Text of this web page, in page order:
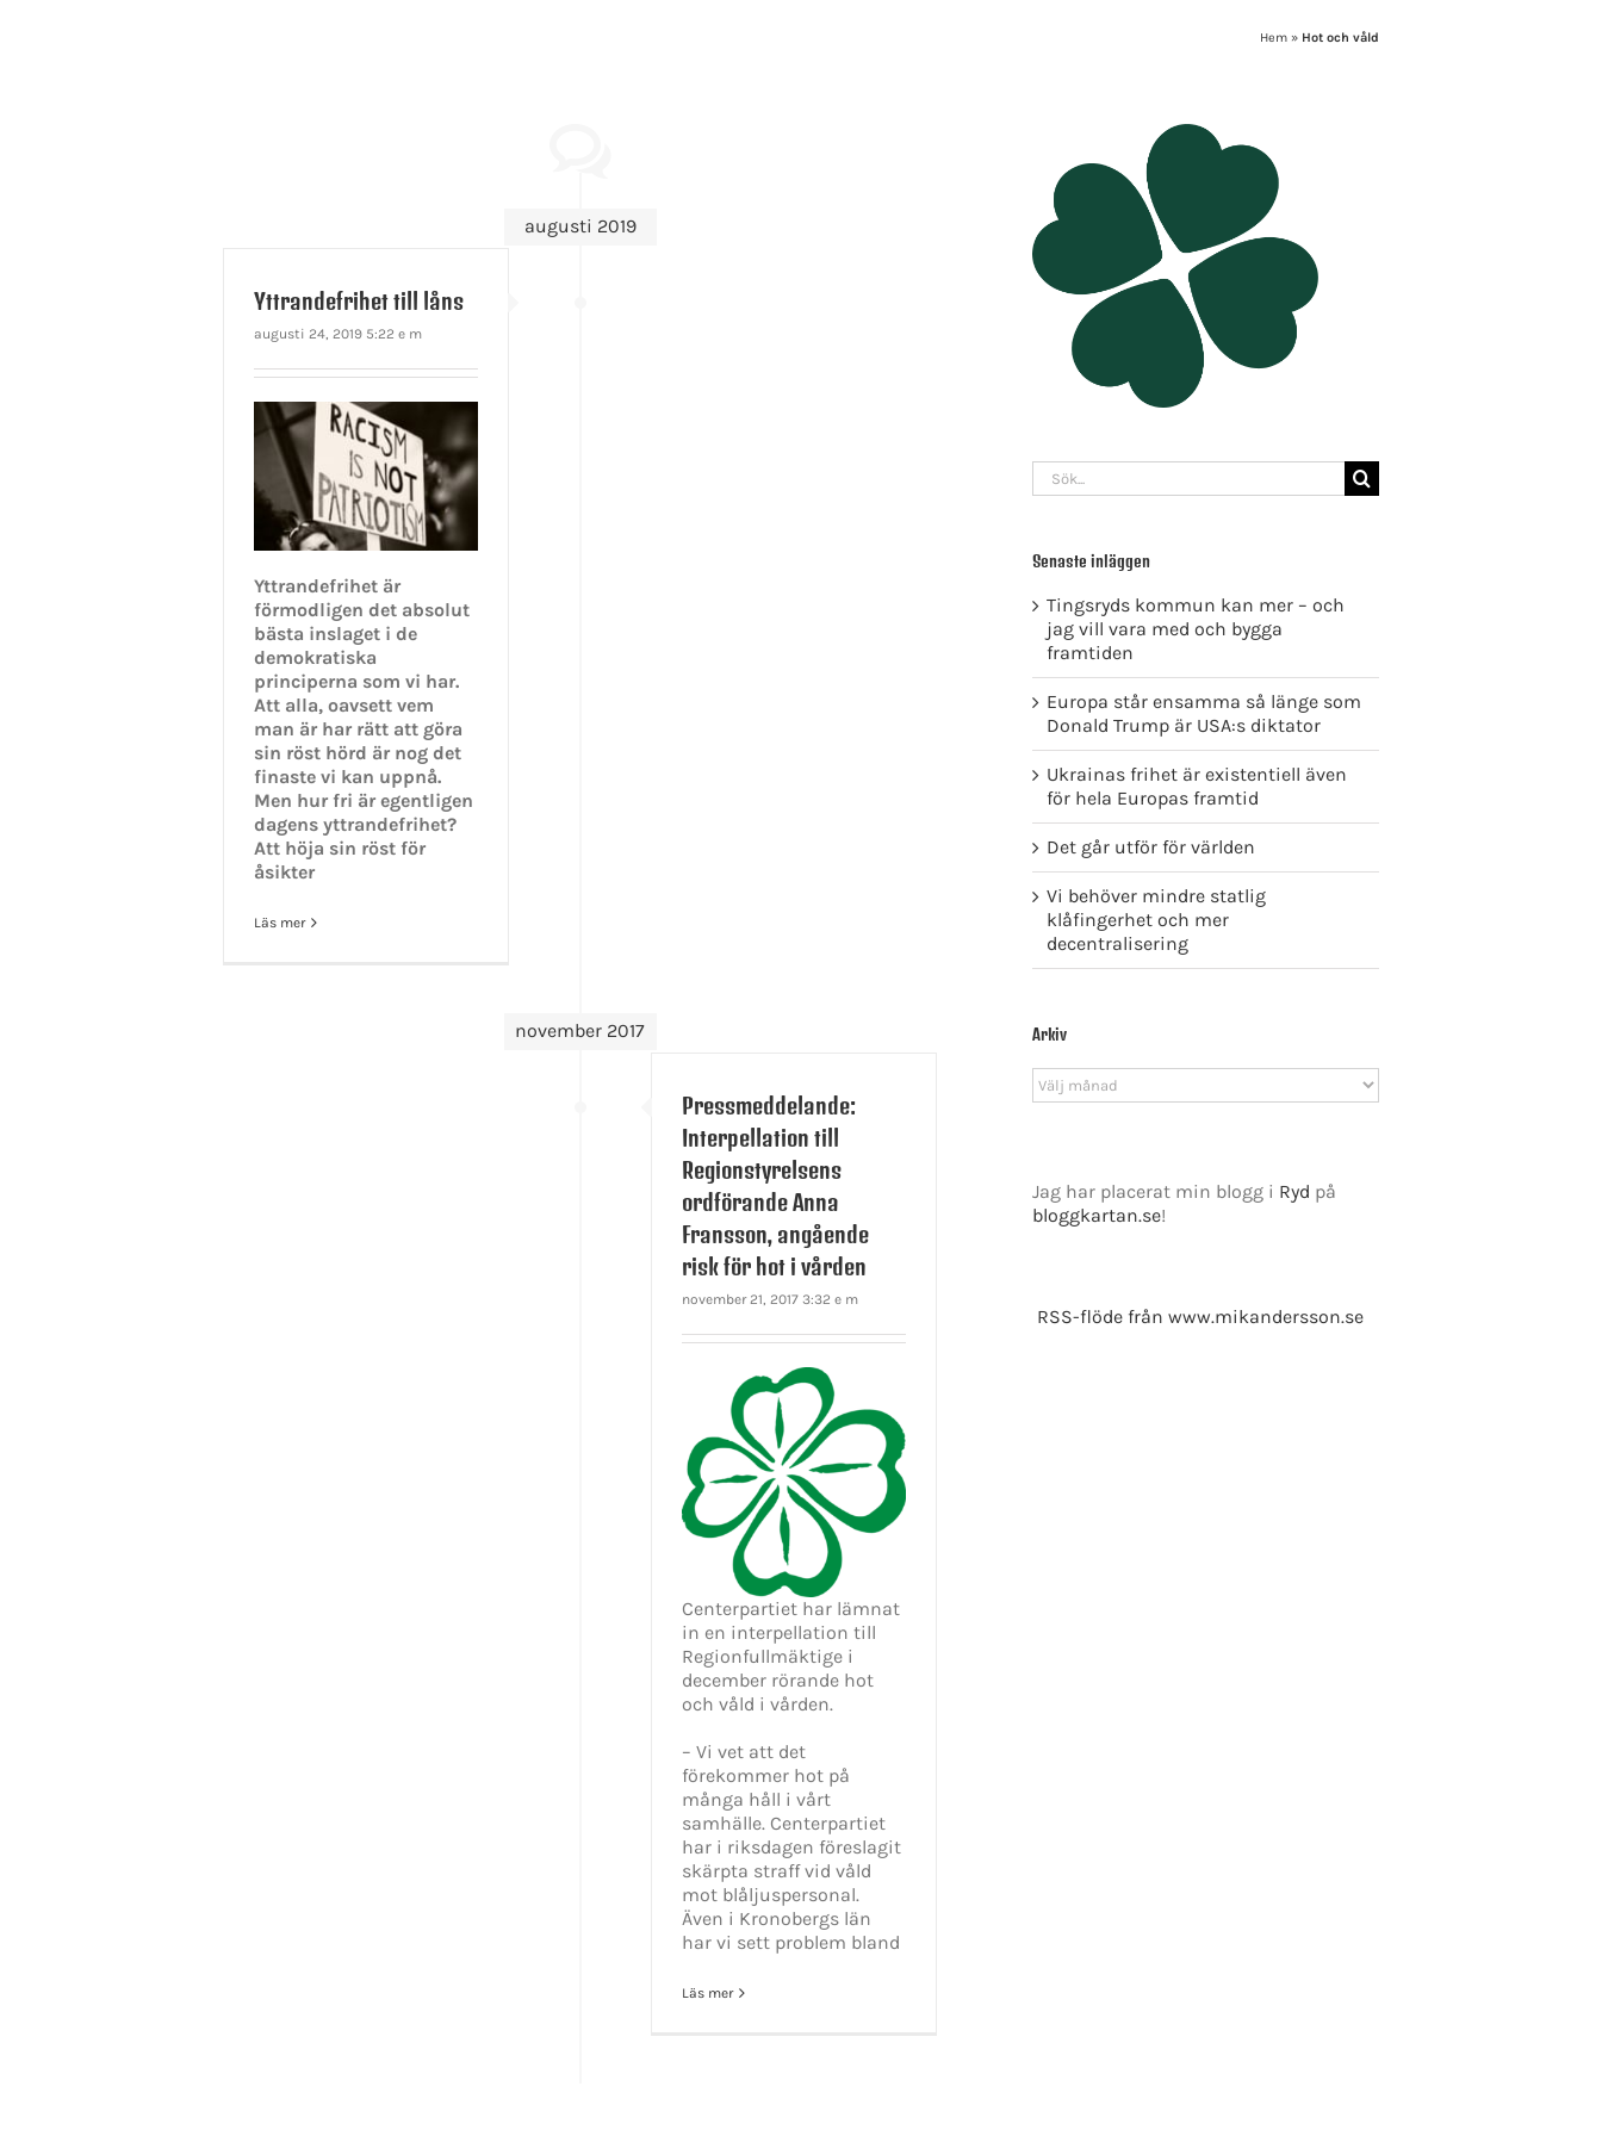
Hem » Hot och våld
augusti 2019
Yttrandefrihet till låns
augusti 24, 2019 5:22 e m
Yttrandefrihet är
förmodligen det absolut
bästa inslaget i de
demokratiska
principerna som vi har.
Att alla, oavsett vem
man är har rätt att göra
sin röst hörd är nog det
finaste vi kan uppnå.
Men hur fri är egentligen
dagens yttrandefrihet?
Att höja sin röst för
åsikter
Läs mer
november 2017
Pressmeddelande:
Interpellation till
Regionstyrelsens
ordförande Anna
Fransson, angående
risk för hot i vården
november 21, 2017 3:32 e m
Centerpartiet har lämnat
in en interpellation till
Regionfullmäktige i
december rörande hot
och våld i vården.
– Vi vet att det
förekommer hot på
många håll i vårt
samhälle. Centerpartiet
har i riksdagen föreslagit
skärpta straff vid våld
mot blåljuspersonal.
Även i Kronobergs län
har vi sett problem bland
Läs mer
Sök
efter:
Senaste inläggen
Tingsryds kommun kan mer – och
jag vill vara med och bygga
framtiden
Europa står ensamma så länge som
Donald Trump är USA:s diktator
Ukrainas frihet är existentiell även
för hela Europas framtid
Det går utför för världen
Vi behöver mindre statlig
klåfingerhet och mer
decentralisering
Arkiv
Arkiv
Jag har placerat min blogg i Ryd på
bloggkartan.se!
RSS-flöde från www.mikandersson.se
GET SOCIAL